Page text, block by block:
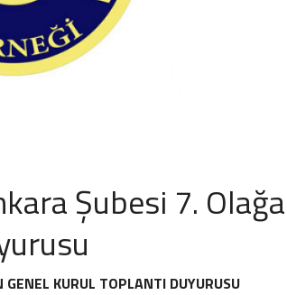
Şubesi 7.
KURUL TOPLANTI DUYURUSU